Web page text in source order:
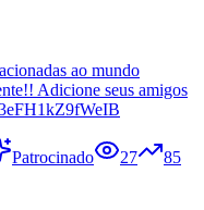
ao mundo
Adicione seus amigos
Patrocinado 27 85